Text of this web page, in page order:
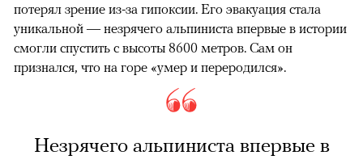
потерял зрение из-за гипоксии. Его эвакуация стала
уникальной — незрячего альпиниста впервые в истории
смогли спустить с высоты 8600 метров. Сам он
признался, что на горе «умер и переродился».
Незрячего альпиниста впервые в